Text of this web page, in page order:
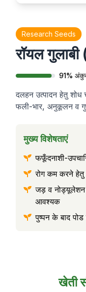
Research Seeds
रॉयल
91%
दलहन उत्पादन हेतु शोध
फली-भार, अनुकूलन व
मुख्य विशेषताएं
फफूँदनाशी-
रोग कम करने
जड़ व नोड्यूलेशन
आवश्यक
पुष्पन के बाद पोड
खेती